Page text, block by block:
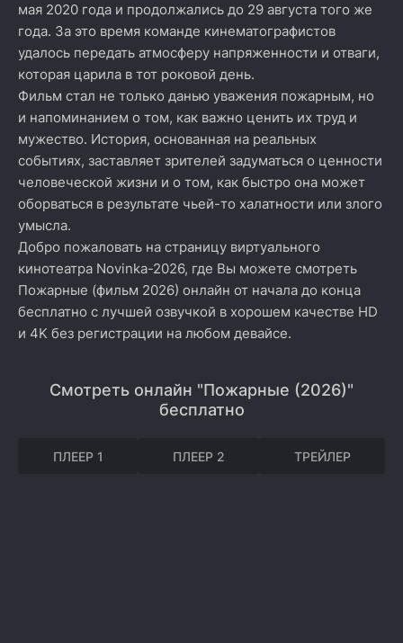
мая 2020 года и продолжались до 29 августа того же
года. За это время команде кинематографистов
удалось передать атмосферу напряженности и отваги,
которая царила в тот роковой день.
Фильм стал не только данью уважения пожарным, но
и напоминанием о том, как важно ценить их труд и
мужество. История, основанная на реальных
событиях, заставляет зрителей задуматься о ценности
человеческой жизни и о том, как быстро она может
оборваться в результате чьей-то халатности или злого
умысла.
Добро пожаловать на страницу виртуального
кинотеатра Novinka-2026, где Вы можете смотреть
Пожарные (фильм 2026) онлайн от начала до конца
бесплатно с лучшей озвучкой в хорошем качестве HD
и 4K без регистрации на любом девайсе.
Смотреть онлайн "Пожарные (2026)"
бесплатно
ПЛЕЕР 1 ПЛЕЕР 2 ТРЕЙЛЕР